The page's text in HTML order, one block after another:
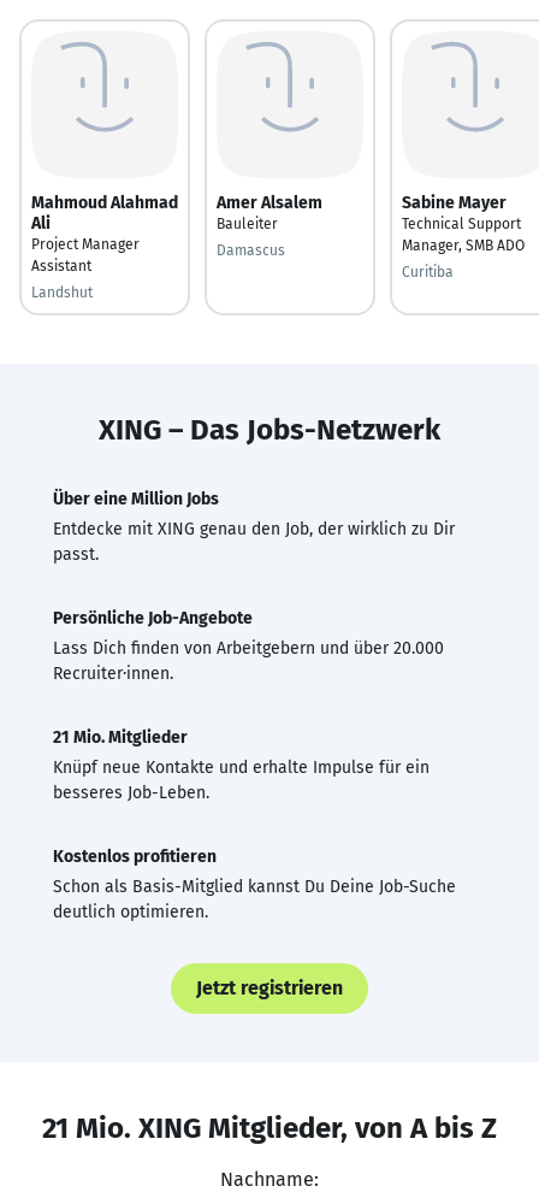
Mahmoud Alahmad
Ali
Project Manager
Assistant
Landshut
Amer Alsalem
Bauleiter
Damascus
Sabine Mayer
Technical Support
Manager, SMB ADO
Curitiba
XING – Das Jobs-Netzwerk
Über eine Million Jobs
Entdecke mit XING genau den Job, der wirklich zu Dir
passt.
Persönliche Job-Angebote
Lass Dich finden von Arbeitgebern und über 20.000
Recruiter·innen.
21 Mio. Mitglieder
Knüpf neue Kontakte und erhalte Impulse für ein
besseres Job-Leben.
Kostenlos profitieren
Schon als Basis-Mitglied kannst Du Deine Job-Suche
deutlich optimieren.
Jetzt registrieren
21 Mio. XING Mitglieder, von A bis Z
Nachname: